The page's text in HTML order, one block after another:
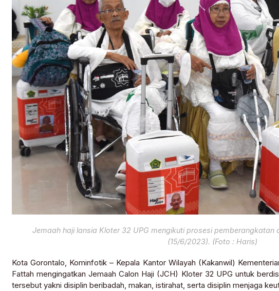
Jemaah haji lansia Kloter 32 UPG mengikuti prosesi pemberangkatan
(15/6/2023). (Foto : Haris)
Kota Gorontalo, Kominfotik – Kepala Kantor Wilayah (Kakanwil)
Fattah mengingatkan Jemaah Calon Haji (JCH) Kloter 32 UPG untuk
tersebut yakni disiplin beribadah, makan, istirahat, serta disiplin menjaga